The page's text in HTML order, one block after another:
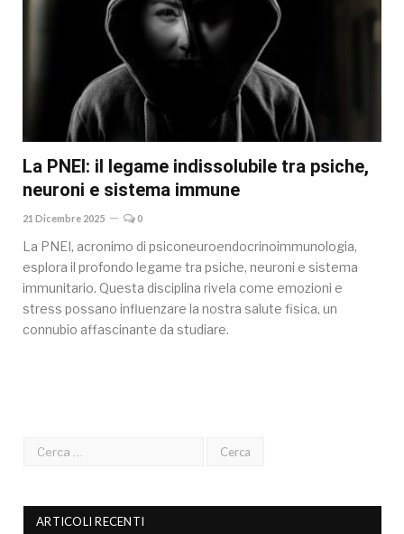
La PNEI: il legame indissolubile tra psiche,
neuroni e sistema immune
21 Dicembre 2025 0
La PNEI, acronimo di psiconeuroendocrinoimmunologia,
esplora il profondo legame tra psiche, neuroni e sistema
immunitario. Questa disciplina rivela come emozioni e
stress possano influenzare la nostra salute fisica, un
connubio affascinante da studiare.
ARTICOLI RECENTI